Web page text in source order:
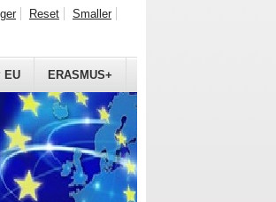
EU ERASMUS+
Reset Smaller